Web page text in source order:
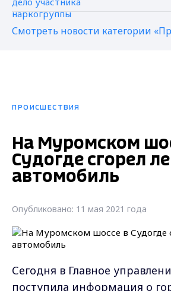
Смотреть новости категории
ПРОИСШЕСТВИЯ
На Муромском
Судогде сгорел
автомобиль
Опубликовано: 11 мая 2021 года
Сегодня в Главное
поступила информация о